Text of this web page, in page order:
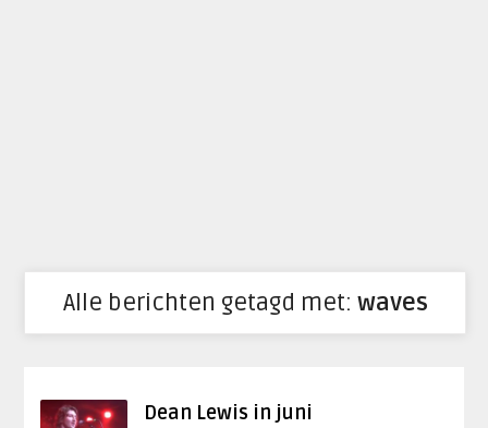
Alle berichten getagd met: waves
Dean Lewis in juni